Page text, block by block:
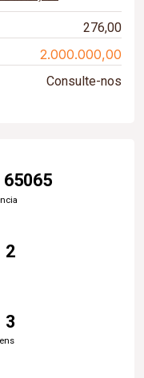
276,00
2.000.000,00
Consulte-nos
65065
2
3